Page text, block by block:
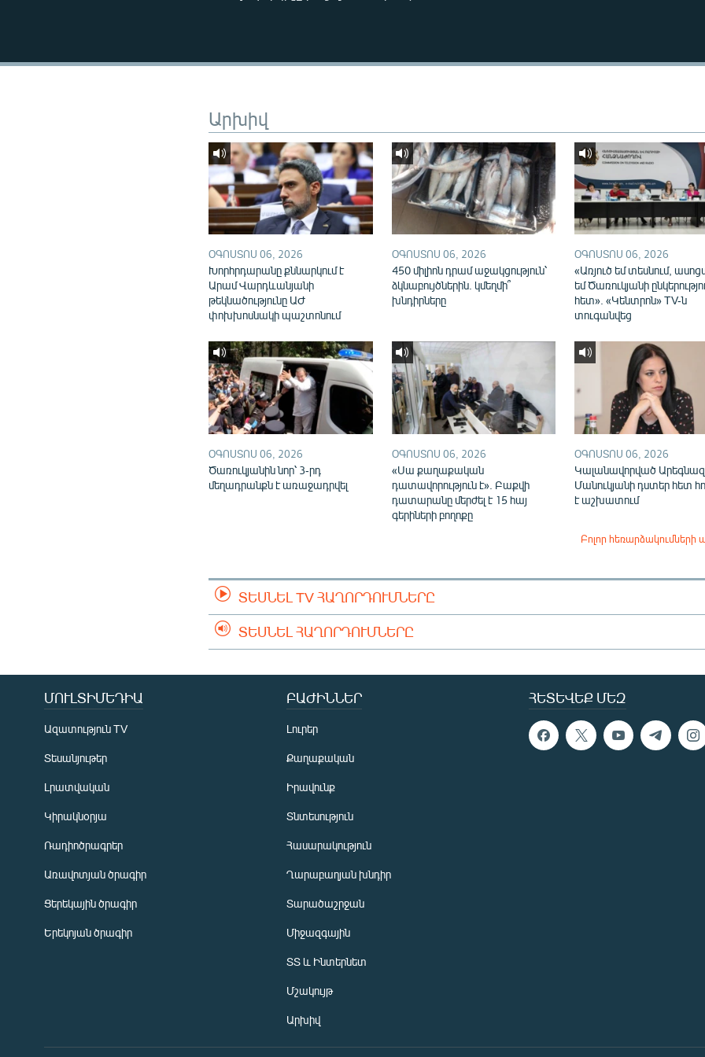
ՍՊՈՐՏ
Արխիվ
ՕԳՈՍՏՈՍ 06, 2026
Խորհրդարանը քննարկում է
Արամ Վարդևանյանի
թեկնածությունը ԱԺ
փոխխոսնակի պաշտոնում
ՕԳՈՍՏՈՍ 06, 2026
450 միլիոն դրամ աջակցություն՝
ձկնաբույծներին. կմեղմի՞
խնդիրները
ՕԳՈՍՏՈՍ 06, 2026
«Առյուծ եմ տեսնում,
եմ Ծառուկյանի
հետ». «Կենտրոն» TV-ն
տուգանվեց
ՕԳՈՍՏՈՍ 06, 2026
Ծառուկյանին նոր՝ 3-րդ
մեղադրանքն է առաջադրվել
ՕԳՈՍՏՈՍ 06, 2026
«Սա քաղաքական
դատավորություն է». Բաքվի
դատարանը մերժել է 15 հայ
գերիների բողոքը
ՕԳՈՍՏՈՍ 06, 2026
Կալանավորված Արեգնազ
Մանուկյանի դստեր հետ
է աշխատում
Բոլոր հեռարձակումների
ՏԵՍՆԵԼ TV ՀԱՂՈՐԴՈՒՄՆԵՐԸ
ՏԵՍՆԵԼ ՀԱՂՈՐԴՈՒՄՆԵՐԸ
ՀԵՏԵՎԵՔ ՄԵԶ
ՄՈՒԼՏԻՄԵԴԻԱ
Ազատություն TV
Տեսանյութեր
Լրատվական
Կիրակնօրյա
Ռադիոծրագրեր
Առավոտյան ծրագիր
Ցերեկային ծրագիր
Երեկոյան ծրագիր
ԲԱԺԻՆՆԵՐ
Լուրեր
Քաղաքական
Իրավունք
Տնտեսություն
Հասարակություն
Ղարաբաղյան խնդիր
Տարածաշրջան
Միջազգային
ՏՏ և Ինտերնետ
Մշակույթ
Արխիվ